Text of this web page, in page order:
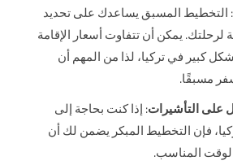
: التخطيط المسبق يساعدك على تحديد
لرحلتك. يمكن أن تتفاوت أسعار الإقامة
كبير في تركيا، لذا من المهم أن
مسبقًا.
على التأشيرات: إذا كنت بحاجة إلى
فإن التخطيط المبكر يضمن لك أن
المناسب.